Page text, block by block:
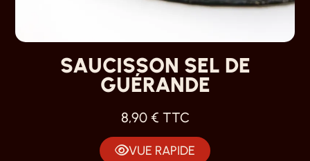
SAUCISSON SEL DE
GUÉRANDE
8,90 € TTC
VUE RAPIDE